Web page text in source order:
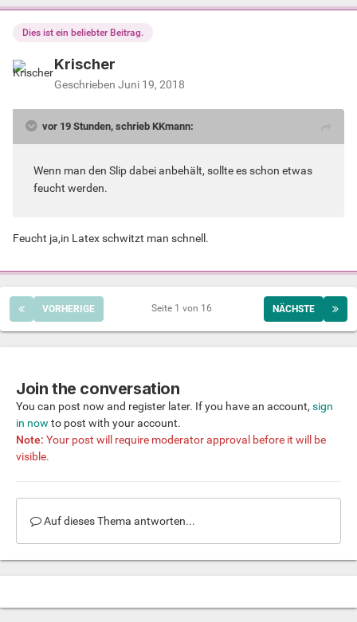
Dies ist ein beliebter Beitrag.
Krischer
Geschrieben Juni 19, 2018
vor 19 Stunden, schrieb KKmann:
Wenn man den Slip dabei anbehält, sollte es schon etwas
feucht werden.
Feucht ja,in Latex schwitzt man schnell.
VORHERIGE NÄCHSTE
Seite 1 von 16
Join the conversation
You can post now and register later. If you have an account, sign
in now to post with your account.
Note: Your post will require moderator approval before it will be
visible.
Auf dieses Thema antworten...